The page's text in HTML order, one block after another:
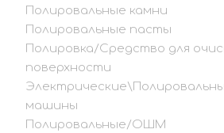
Полировальные камни
Полировальные пасты
Полировка/Средство для
поверхности
машины
Полировальные/ОШМ